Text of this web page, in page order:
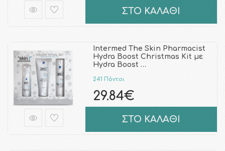
ΣΤΟ ΚΑΛΑΘΙ
Intermed The Skin Pharmacist
Hydra Boost Christmas Kit με
Ηydra Boost …
241 Πόντοι
29.84€
ΣΤΟ ΚΑΛΑΘΙ